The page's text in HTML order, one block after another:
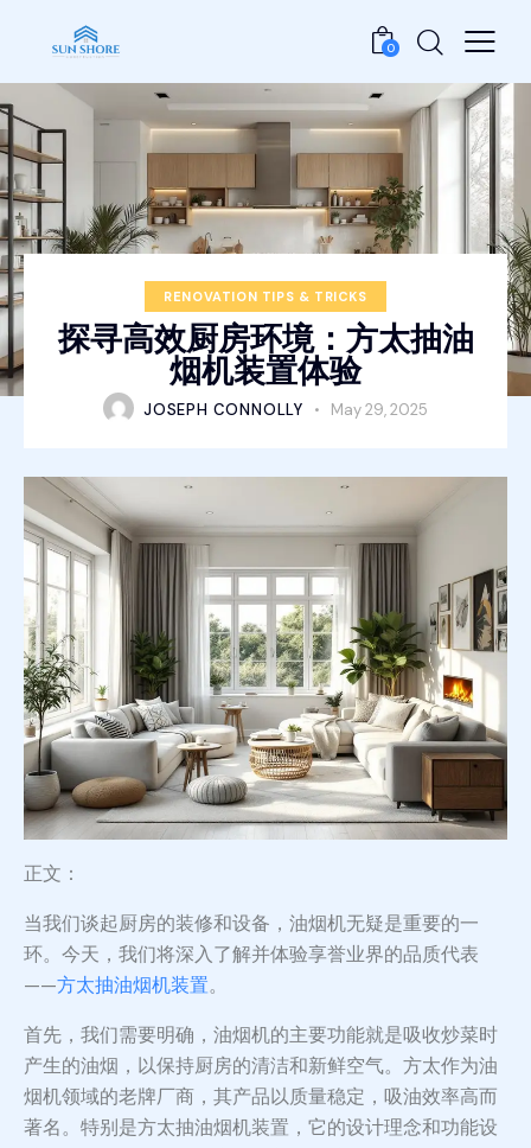
0
RENOVATION TIPS & TRICKS
探寻高效厨房环境：方太抽油
烟机装置体验
JOSEPH CONNOLLY May 29, 2025
正文：
当我们谈起厨房的装修和设备，油烟机无疑是重要的一
环。今天，我们将深入了解并体验享誉业界的品质代表
——方太抽油烟机装置。
首先，我们需要明确，油烟机的主要功能就是吸收炒菜时
产生的油烟，以保持厨房的清洁和新鲜空气。方太作为油
烟机领域的老牌厂商，其产品以质量稳定，吸油效率高而
著名。特别是方太抽油烟机装置，它的设计理念和功能设